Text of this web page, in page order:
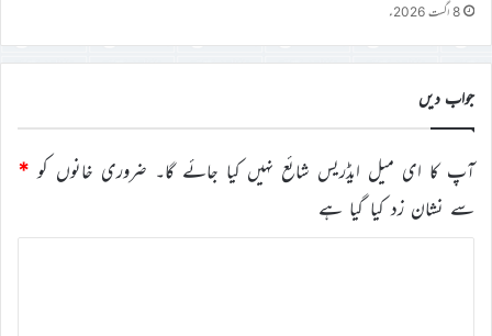
8 اگست 2026ء
جواب دیں
آپ کا ای میل ایڈریس شائع نہیں کیا جائے گا۔ ضروری خانوں کو *
سے نشان زد کیا گیا ہے